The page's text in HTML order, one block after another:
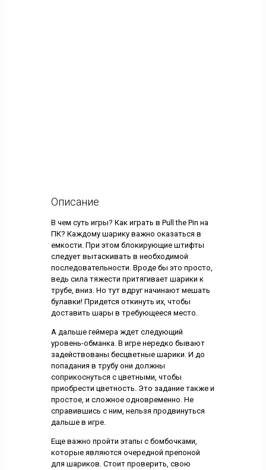
Описание
В чем суть игры? Как играть в Pull the Pin на
ПК? Каждому шарику важно оказаться в
емкости. При этом блокирующие штифты
следует вытаскивать в необходимой
последовательности. Вроде бы это просто,
ведь сила тяжести притягивает шарики к
трубе, вниз. Но тут вдруг начинают мешать
булавки! Придется откинуть их, чтобы
доставить шары в требующееся место.
А дальше геймера ждет следующий
уровень-обманка. В игре нередко бывают
задействованы бесцветные шарики. И до
попадания в трубу они должны
соприкоснуться с цветными, чтобы
приобрести цветность. Это задание также и
простое, и сложное одновременно. Не
справившись с ним, нельзя продвинуться
дальше в игре.
Еще важно пройти этапы с бомбочками,
которые являются очередной препоной
для шариков. Стоит проверить, свою